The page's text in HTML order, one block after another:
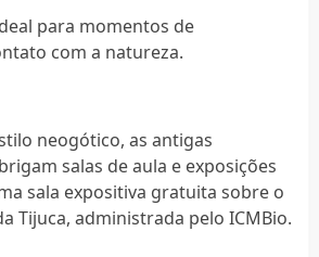
para momentos de
com a natureza.
neogótico, as antigas
salas de aula e exposições
sala expositiva gratuita sobre o
Tijuca, administrada pelo ICMBio.